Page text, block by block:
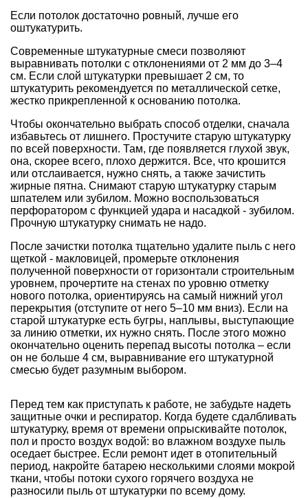
Если потолок достаточно ровный, лучше его
оштукатурить.
Современные штукатурные смеси позволяют
выравнивать потолки с отклонениями от 2 мм до 3–4
см. Если слой штукатурки превышает 2 см, то
штукатурить рекомендуется по металлической сетке,
жестко прикрепленной к основанию потолка.
Чтобы окончательно выбрать способ отделки, сначала
избавьтесь от лишнего. Простучите старую штукатурку
по всей поверхности. Там, где появляется глухой звук,
она, скорее всего, плохо держится. Все, что крошится
или отслаивается, нужно снять, а также зачистить
жирные пятна. Снимают старую штукатурку старым
шпателем или зубилом. Можно воспользоваться
перфоратором с функцией удара и насадкой - зубилом.
Прочную штукатурку снимать не надо.
После зачистки потолка тщательно удалите пыль с него
щеткой - макловицей, промерьте отклонения
полученной поверхности от горизонтали строительным
уровнем, прочертите на стенах по уровню отметку
нового потолка, ориентируясь на самый нижний угол
перекрытия (отступите от него 5–10 мм вниз). Если на
старой штукатурке есть бугры, наплывы, выступающие
за линию отметки, их нужно снять. После этого можно
окончательно оценить перепад высоты потолка – если
он не больше 4 см, выравнивание его штукатурной
смесью будет разумным выбором.
Перед тем как приступать к работе, не забудьте надеть
защитные очки и респиратор. Когда будете сдалбливать
штукатурку, время от времени опрыскивайте потолок,
пол и просто воздух водой: во влажном воздухе пыль
оседает быстрее. Если ремонт идет в отопительный
период, накройте батарею несколькими слоями мокрой
ткани, чтобы потоки сухого горячего воздуха не
разносили пыль от штукатурки по всему дому.